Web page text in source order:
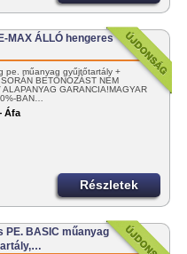
MAX ÁLLÓ hengeres
pe. műanyag gyűjtőtartály +
BETONOZÁST NEM
GARANCIA!MAGYAR
BAN…
Áfa
Részletek
PE. BASIC műanyag